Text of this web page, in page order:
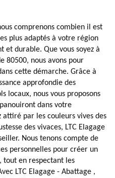
comprenons combien il est
plus adaptés à votre région
durable. Que vous soyez à
80500, nous avons pour
cette démarche. Grâce à
approfondie des
locaux, nous vous proposons
dans votre
attiré par les couleurs vives des
des vivaces, LTC Elagage
Nous tenons compte de
personnelles pour créer un
tout en respectant les
LTC Elagage - Abattage ,